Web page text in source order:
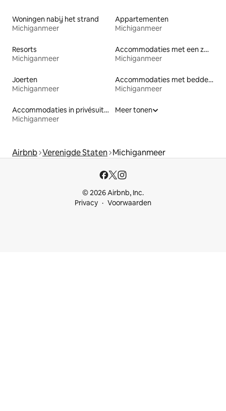
Woningen nabij het strand
Michiganmeer
Appartementen
Michiganmeer
Resorts
Michiganmeer
Accommodaties met een zwembad
Michiganmeer
Joerten
Michiganmeer
Accommodaties met bedden op toegankelijke hoogte
Michiganmeer
Accommodaties in privésuites
Michiganmeer
Meer tonen
Airbnb Verenigde Staten Michiganmeer
© 2026 Airbnb, Inc.
Privacy
Voorwaarden